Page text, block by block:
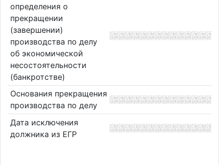
определения о
прекращении
(завершении)
производства по делу
об экономической
несостоятельности
(банкротстве)
Основания прекращения
производства по делу
Дата исключения
должника из ЕГР